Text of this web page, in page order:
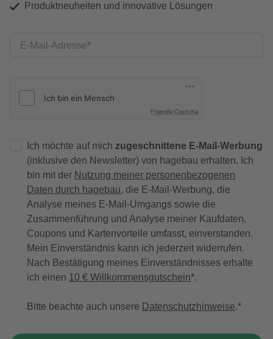
Produktneuheiten und innovative Lösungen
E-Mail-Adresse
Friendly Captcha
Ich möchte auf mich zugeschnittene E-Mail-Werbung
(inklusive den Newsletter) von hagebau erhalten. Ich
bin mit der Nutzung meiner personenbezogenen
Daten durch hagebau, die E-Mail-Werbung, die
Analyse meines E-Mail-Umgangs sowie die
Zusammenführung und Analyse meiner Kaufdaten,
Coupons und Kartenvorteile umfasst, einverstanden.
Mein Einverständnis kann ich jederzeit widerrufen.
Nach Bestätigung meines Einverständnisses erhalte
ich einen 10 € Willkommensgutschein*.
Bitte beachte auch unsere Datenschutzhinweise.